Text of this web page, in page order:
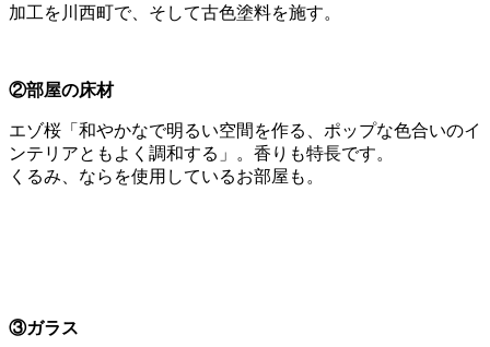
加工を川西町で、そして古色塗料を施す。
②部屋の床材
エゾ桜「和やかなで明るい空間を作る、ポップな色合いのイ
ンテリアともよく調和する」。香りも特長です。
くるみ、ならを使用しているお部屋も。
③ガラス